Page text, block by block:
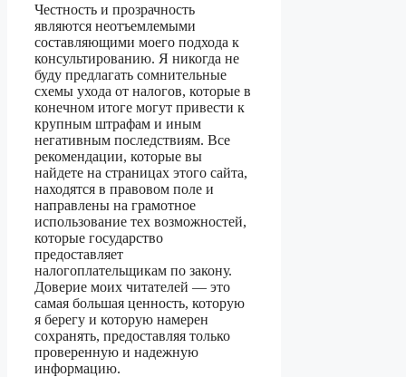
Честность и прозрачность
являются неотъемлемыми
составляющими моего подхода к
консультированию. Я никогда не
буду предлагать сомнительные
схемы ухода от налогов, которые в
конечном итоге могут привести к
крупным штрафам и иным
негативным последствиям. Все
рекомендации, которые вы
найдете на страницах этого сайта,
находятся в правовом поле и
направлены на грамотное
использование тех возможностей,
которые государство
предоставляет
налогоплательщикам по закону.
Доверие моих читателей — это
самая большая ценность, которую
я берегу и которую намерен
сохранять, предоставляя только
проверенную и надежную
информацию.